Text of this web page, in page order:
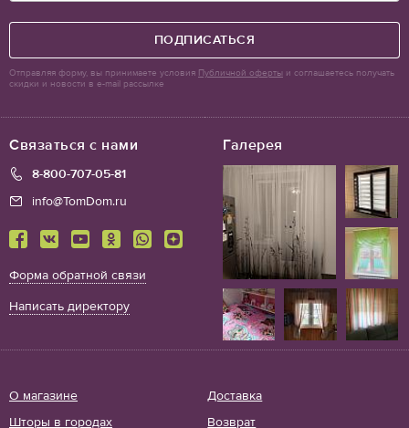
Галерея
Связаться с нами
8-800-707-05-81
info@TomDom.ru
Форма обратной связи
Написать директору
О магазине
Доставка
Шторы в городах
Возврат
ПОДПИСАТЬСЯ
Отправляя форму, вы принимаете условия Публичной оферты и соглашаетесь получать
скидки и новости в e-mail рассылке